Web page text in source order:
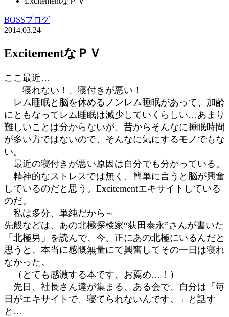
BOSSブログ
2014.03.24
ExcitementなＰＶ
ここ最近…
寝れない！、寝付きが悪い！
レム睡眠と脳を休めるノンレム睡眠があって、加齢
にともなってレム睡眠は減少していくらしい…あまり
難しいことは分からないが、昔からそんなに睡眠時間
が多い方ではないので、そんなに気にするモノでもな
い。
最近の寝付きが悪い原因は自分でも分かっている。
精神的なストレスでは無く、簡単に言うと脳が興奮
しているのだと思う。Excitementエキサイトしている
のだ。
私は多分、単純だから～
先般などは、あの北極探検家“荻田泰永”さんが書いた
「北極男」を読んで、今、正にあの北極にいるんだと
思うと、本当に感慨無量にて興奮してその一日は寝れ
なかった。
（とても感激する本です、お薦め…！）
先日、社長さん達が集まる、ある会で、自分は「毎
日がエキサイトで、寝てられないんです。」と話す
と…